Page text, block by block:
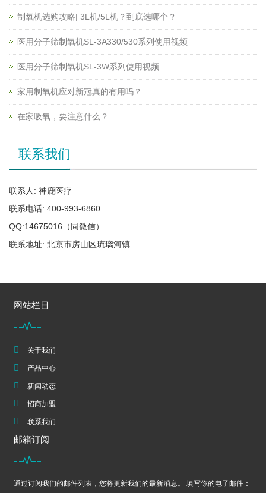
制氧机选购攻略| 3L机/5L机？到底选哪个？
医用分子筛制氧机SL-3A330/530系列使用视频
医用分子筛制氧机SL-3W系列使用视频
家用制氧机应对新冠真的有用吗？
在家吸氧，要注意什么？
联系我们
联系人: 神鹿医疗
联系电话: 400-993-6860
QQ:14675016（同微信）
联系地址: 北京市房山区琉璃河镇
网站栏目
关于我们
产品中心
新闻动态
招商加盟
联系我们
邮箱订阅
通过订阅我们的邮件列表，您将更新我们的最新消息。 填写你的电子邮件：